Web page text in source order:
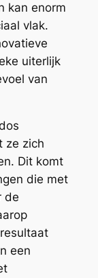
kan enorm
vlak.
uiterlijk
van
ze zich
Dit komt
die met
de
een